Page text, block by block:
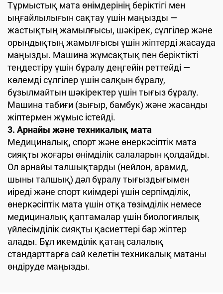
Тұрмыстық мата өнімдерінің беріктігі мен
ыңғайлылығын сақтау үшін маңызды —
жастықтың жамылғысы, шәкірек, сүлгілер және
орындықтың жамылғысы үшін жіптерді жасауда
маңызды. Машина жұмсақтық пен беріктікті
теңдестіру үшін бұралу деңгейін реттейді —
көлемді сүлгілер үшін салқын бұралу,
бұзылмайтын шәкіректер үшін тығыз бұралу.
Машина табиғи (зығыр, бамбук) және жасанды
жіптермен жұмыс істейді.
3. Арнайы және техникалық мата
Медициналық, спорт және өнеркәсіптік мата
сияқты жоғары өнімділік салаларын қолдайды.
Ол арнайы талшықтарды (нейлон, арамид,
шыны талшық) дәл бұралу тығыздығымен
иіреді және спорт киімдері үшін серпімділік,
өнеркәсіптік мата үшін отқа төзімділік немесе
медициналық қаптамалар үшін биологиялық
үйлесімділік сияқты қасиеттері бар жіптер
алады. Бұл икемділік қатаң салалық
стандарттарға сай келетін техникалық матаны
өндіруде маңызды.